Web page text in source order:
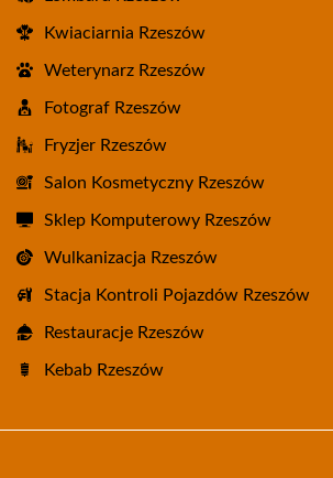
Kwiaciarnia Rzeszów
Weterynarz Rzeszów
Fotograf Rzeszów
Fryzjer Rzeszów
Salon Kosmetyczny Rzeszów
Sklep Komputerowy Rzeszów
Wulkanizacja Rzeszów
Stacja Kontroli Pojazdów Rzeszów
Restauracje Rzeszów
Kebab Rzeszów